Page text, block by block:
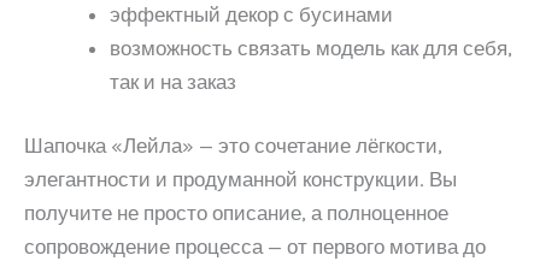
эффектный декор с бусинами
возможность связать модель как для себя,
так и на заказ
Шапочка «Лейла» — это сочетание лёгкости,
элегантности и продуманной конструкции. Вы
получите не просто описание, а полноценное
сопровождение процесса — от первого мотива до